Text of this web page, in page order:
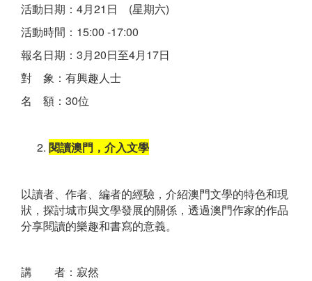
活動日期：4月21日 (星期六)
活動時間：15:00 -17:00
報名日期：3月20日至4月17日
對 象：有興趣人士
名 額：30位
閱讀澳門，介入文學
以讀者、作者、編者的經驗，介紹澳門文學的特色和現
狀，探討城市與文學發展的關係，透過澳門作家的作品
分享閱讀的樂趣和書寫的意義。
講 者：寂然